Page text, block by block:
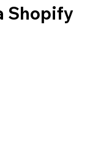
Shopify